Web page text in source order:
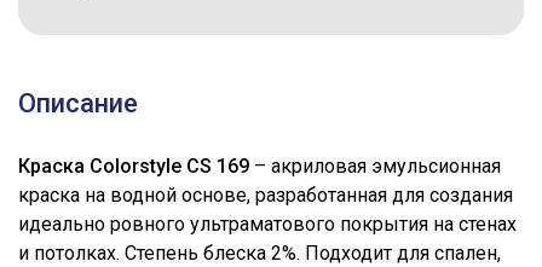
Описание
Краска Colorstyle CS 169 – акриловая эмульсионная
краска на водной основе, разработанная для создания
идеально ровного ультраматового покрытия на стенах
и потолках. Степень блеска 2%. Подходит для спален,